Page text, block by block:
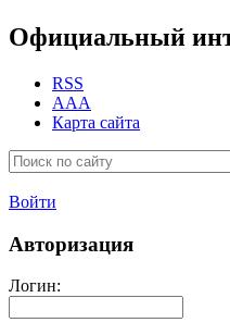
Официальный
RSS
AAA
Карта сайта
Войти
Авторизация
Логин: